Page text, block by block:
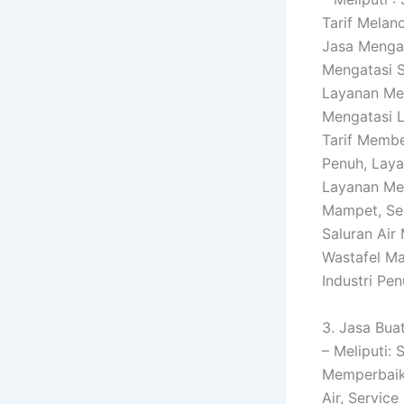
Tarif
Jasa
Mengatasi
Layanan
Mengatasi
Tarif
Penuh,
Layanan
Mampet,
Saluran Air
Wastafel
Industri
3. Jasa
– Meliputi:
Air,